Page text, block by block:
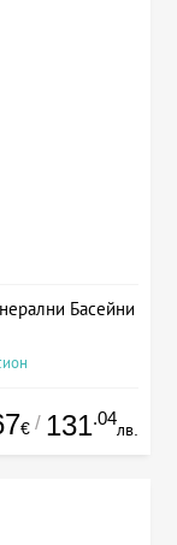
Басейни
€ / 131.04
лв.